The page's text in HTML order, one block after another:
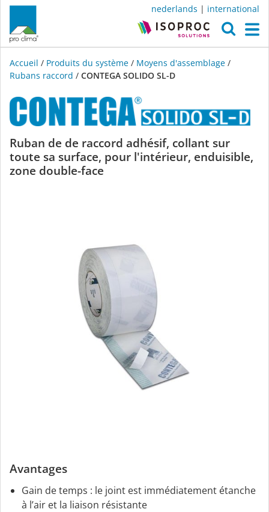
nederlands | international
Accueil / Produits du système / Moyens d'assemblage /
Rubans raccord / CONTEGA SOLIDO SL-D
CONTEGA
SOLIDO
Ruban de de raccord adhésif, collant sur
toute sa surface, pour l'intérieur, enduisible,
zone double-face
Avantages
Gain de temps : le joint est immédiatement étanche
à l’air et la liaison résistante